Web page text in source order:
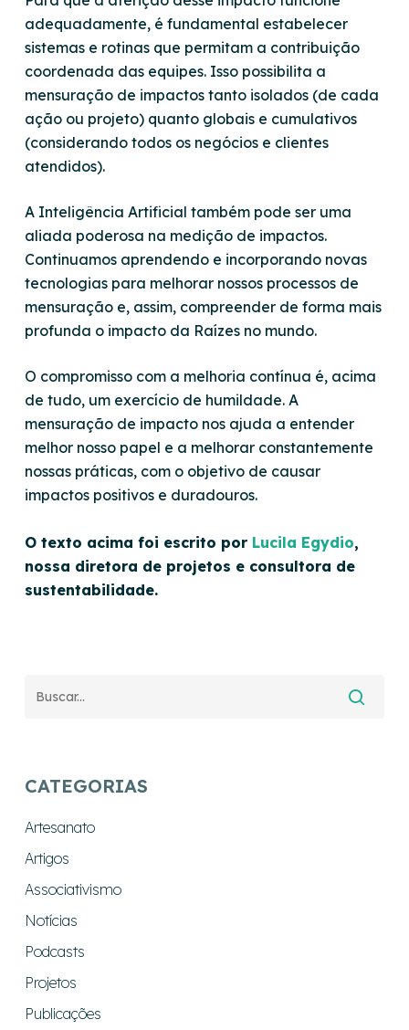
adequadamente, é fundamental estabelecer
sistemas e rotinas que permitam a contribuição
coordenada das equipes. Isso possibilita a
mensuração de impactos tanto isolados (de cada
ação ou projeto) quanto globais e cumulativos
(considerando todos os negócios e clientes
atendidos).
A Inteligência Artificial também pode ser uma
aliada poderosa na medição de impactos.
Continuamos aprendendo e incorporando novas
tecnologias para melhorar nossos processos de
mensuração e, assim, compreender de forma mais
profunda o impacto da Raízes no mundo.
O compromisso com a melhoria contínua é, acima
de tudo, um exercício de humildade. A
mensuração de impacto nos ajuda a entender
melhor nosso papel e a melhorar constantemente
nossas práticas, com o objetivo de causar
impactos positivos e duradouros.
O texto acima foi escrito por Lucila Egydio,
nossa diretora de projetos e consultora de
sustentabilidade.
CATEGORIAS
Artesanato
Artigos
Associativismo
Notícias
Podcasts
Projetos
Publicações